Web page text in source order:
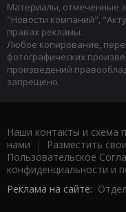
Материалы, отмеченные
"Новости компаний",
правах рекламы.
Любое копирование,
фотографических
произведений
запрещено.
Наши контакты и схема
нами | Разместить
Пользовательское
конфиденциальности и
Реклама на сайте: